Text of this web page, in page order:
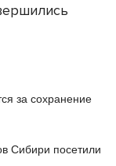
за сохранение
Сибири посетили